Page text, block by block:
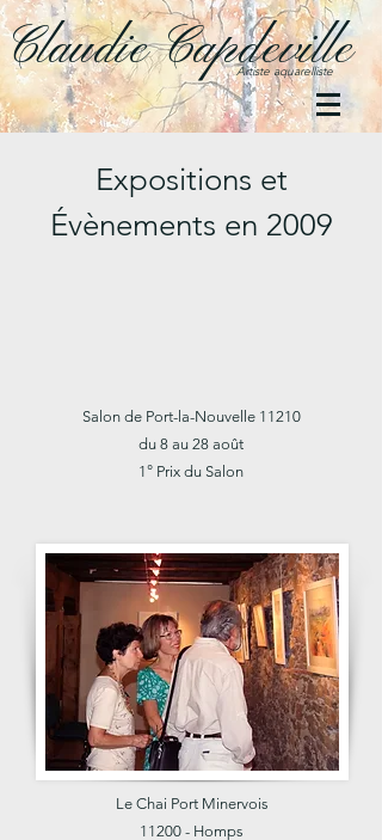
Artiste aquarelliste
Claudie Capdeville
Expositions et
Évènements en 2009
Salon de Port-la-Nouvelle 11210
du 8 au 28 août
1° Prix du Salon
Le Chai Port Minervois
11200 - Homps